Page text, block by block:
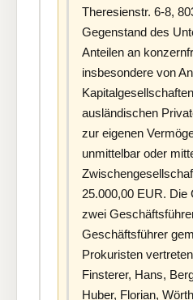
Theresienstr. 6-8,
Gegenstand des
Anteilen an
insbesondere von
ausländischen
zur eigenen
unmittelbar oder
25.000,00 EUR. Die
zwei
Geschäftsführer
Prokuristen
Finsterer, Hans,
Huber, Florian,